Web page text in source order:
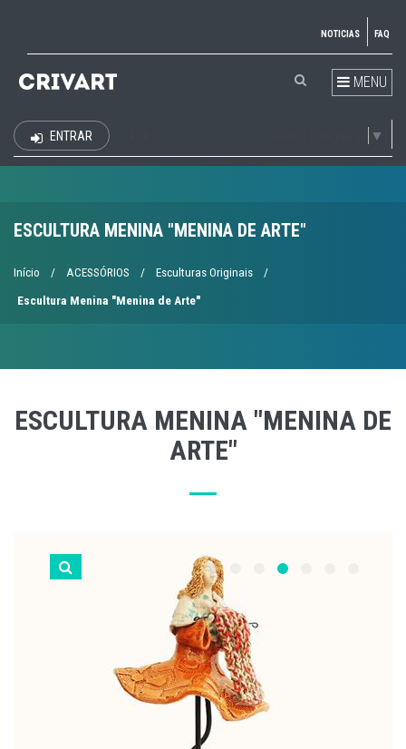
NOTICIAS FAQ
MENU
▼
ENTRAR
ESCULTURA MENINA "MENINA DE ARTE"
Início / ACESSÓRIOS / Esculturas Originais /
Escultura Menina "Menina de Arte"
ESCULTURA MENINA "MENINA DE
ARTE"